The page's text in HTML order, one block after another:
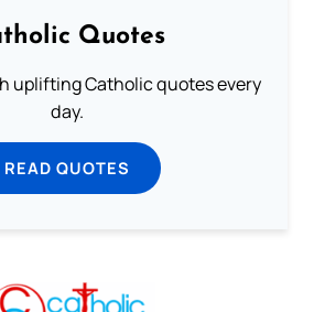
Quotes
uplifting Catholic quotes every
day.
READ QUOTES